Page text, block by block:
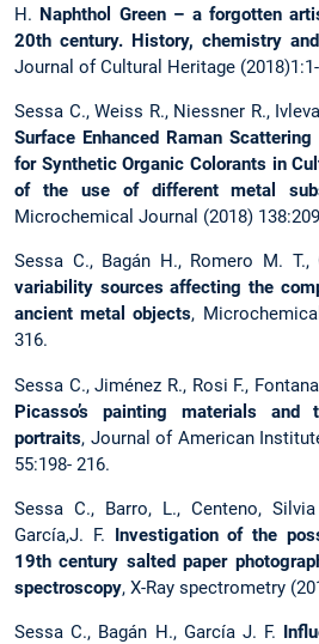
H. Naphthol Green – a forgotten
20th century. History, chemistry
Journal of Cultural Heritage
Sessa C., Weiss R., Niessner R.,
Surface Enhanced Raman
for Synthetic Organic Colorants in
of the use of different metal
Microchemical Journal (2018)
Sessa C., Bagán H., Romero M. T.,
variability sources affecting the
ancient metal objects,
316.
Sessa C., Jiménez R., Rosi F.,
Picasso’s painting materials
portraits, Journal of American
55:198- 216.
Sessa C., Barro, L., Centeno,
García,J. F. Investigation of the
19th century salted paper
spectroscopy, X-Ray spectrometry
Sessa C., Bagán H., García J. F.